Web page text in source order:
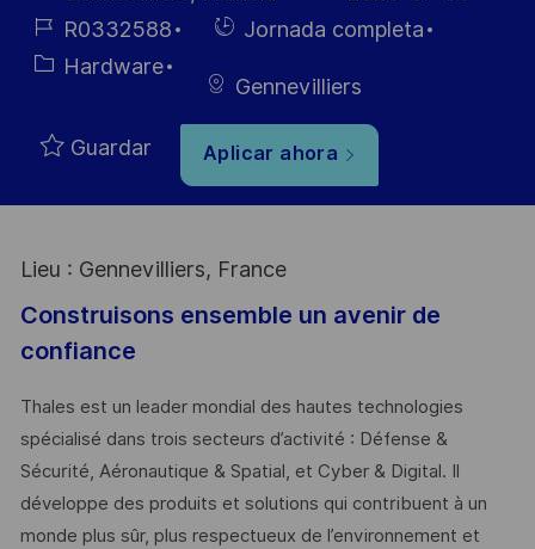
publicación
ID de
empleo
R0332588
HiringJornada completa
Categoría
Hardware
Gennevilliers
Guardar Aplicar ahora
Lieu : Gennevilliers, France
Construisons ensemble un avenir de
confiance
Thales est un leader mondial des hautes technologies
spécialisé dans trois secteurs d’activité : Défense &
Sécurité, Aéronautique & Spatial, et Cyber & Digital. Il
développe des produits et solutions qui contribuent à un
monde plus sûr, plus respectueux de l’environnement et